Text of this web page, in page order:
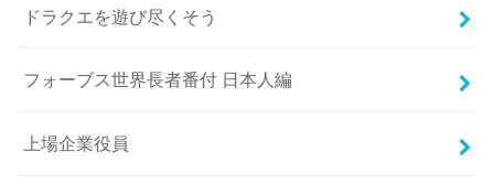
ドラクエを遊び尽くそう
フォーブス世界長者番付 日本人編
上場企業役員